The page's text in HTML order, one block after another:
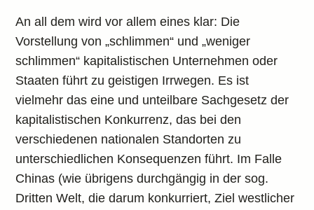
An all dem wird vor allem eines klar: Die
Vorstellung von „schlimmen“ und „weniger
schlimmen“ kapitalistischen Unternehmen oder
Staaten führt zu geistigen Irrwegen. Es ist
vielmehr das eine und unteilbare Sachgesetz der
kapitalistischen Konkurrenz, das bei den
verschiedenen nationalen Standorten zu
unterschiedlichen Konsequenzen führt. Im Falle
Chinas (wie übrigens durchgängig in der sog.
Dritten Welt, die darum konkurriert, Ziel westlicher